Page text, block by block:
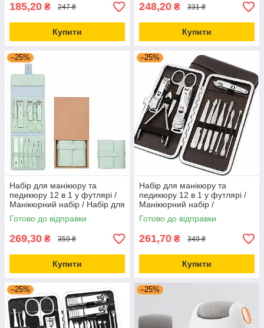
185,20 ₴ 247 ₴
Купити
248,20 ₴ 331 ₴
Купити
–25%
Набір для манікюру та
педикюру 12 в 1 у футлярі /
Манікюрний набір / Набір для
нігтів / Манікюрно-
педикюрний набір
Готово до відправки
269,30 ₴ 359 ₴
Купити
–25%
Набір для манікюру та
педикюру 12 в 1 у футлярі /
Манікюрний набір /
Манікюрно-педикюрний
набір / Набір для нігтів
Готово до відправки
261,70 ₴ 349 ₴
Купити
–25% –25%